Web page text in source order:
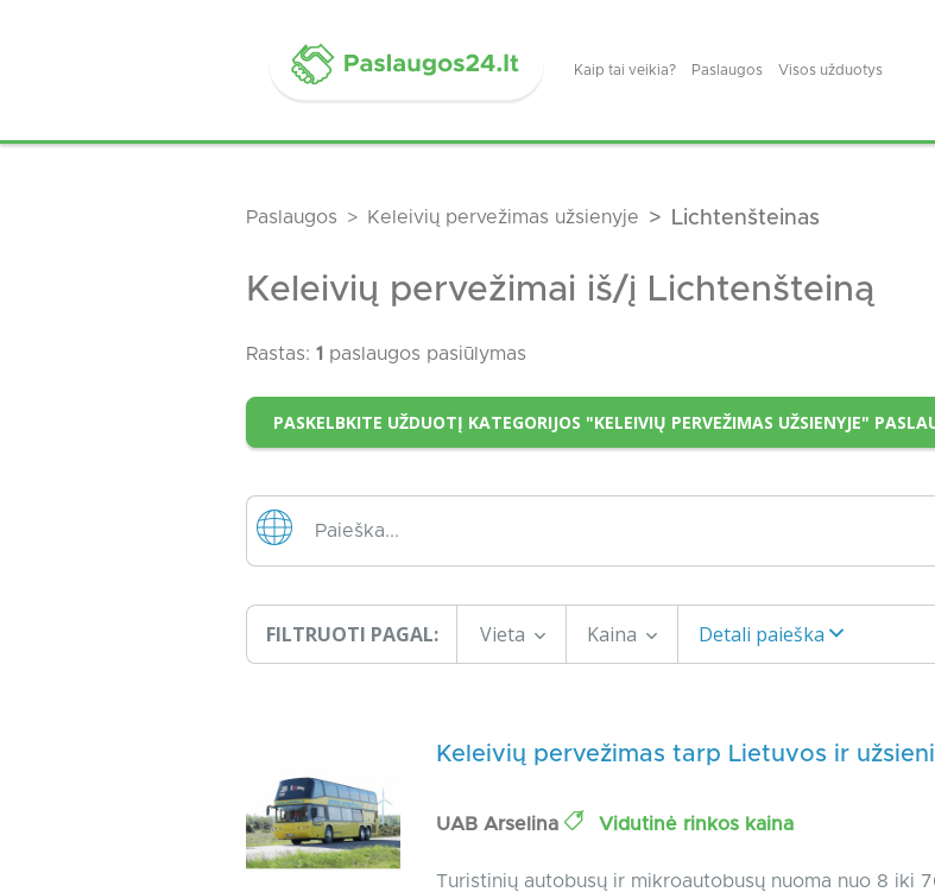
Kaip tai veikia? Paslaugos Visos užduotys
Paslaugos Keleivių pervežimas užsienyje Lichtenšteinas
Keleivių pervežimai iš/į Lichtenšteiną
Rastas: 1 paslaugos pasiūlymas
PASKELBKITE UŽDUOTĮ KATEGORIJOS "KELEIVIŲ PERVEŽIMAS UŽSIENYJE"
FILTRUOTI PAGAL: Vieta Kaina Detali paieška
Keleivių pervežimas tarp Lietuvos ir
UAB Arselina Vidutinė rinkos kaina
Turistinių autobusų ir mikroautobusų nuoma nuo 8 iki